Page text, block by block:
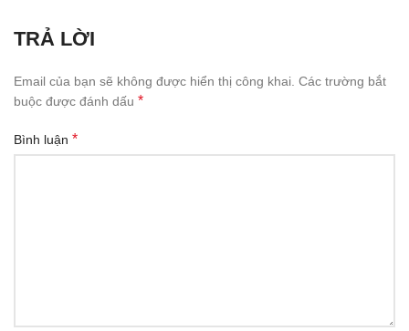
TRẢ LỜI
Email của bạn sẽ không được hiển thị công khai. Các trường bắt
buộc được đánh dấu *
Bình luận *